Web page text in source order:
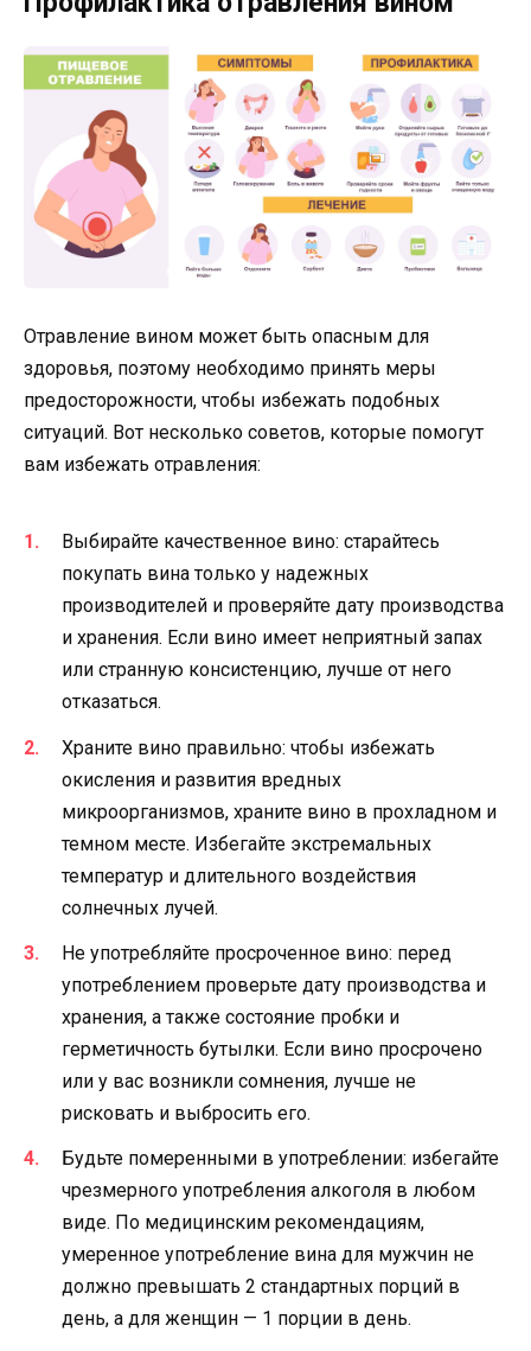
Отравление вином может быть опасным для
здоровья, поэтому необходимо принять меры
предосторожности, чтобы избежать подобных
ситуаций. Вот несколько советов, которые помогут
вам избежать отравления:
Выбирайте качественное вино: старайтесь
покупать вина только у надежных
производителей и проверяйте дату производства
и хранения. Если вино имеет неприятный запах
или странную консистенцию, лучше от него
отказаться.
Храните вино правильно: чтобы избежать
окисления и развития вредных
микроорганизмов, храните вино в прохладном и
темном месте. Избегайте экстремальных
температур и длительного воздействия
солнечных лучей.
Не употребляйте просроченное вино: перед
употреблением проверьте дату производства и
хранения, а также состояние пробки и
герметичность бутылки. Если вино просрочено
или у вас возникли сомнения, лучше не
рисковать и выбросить его.
Будьте померенными в употреблении: избегайте
чрезмерного употребления алкоголя в любом
виде. По медицинским рекомендациям,
умеренное употребление вина для мужчин не
должно превышать 2 стандартных порций в
день, а для женщин — 1 порции в день.